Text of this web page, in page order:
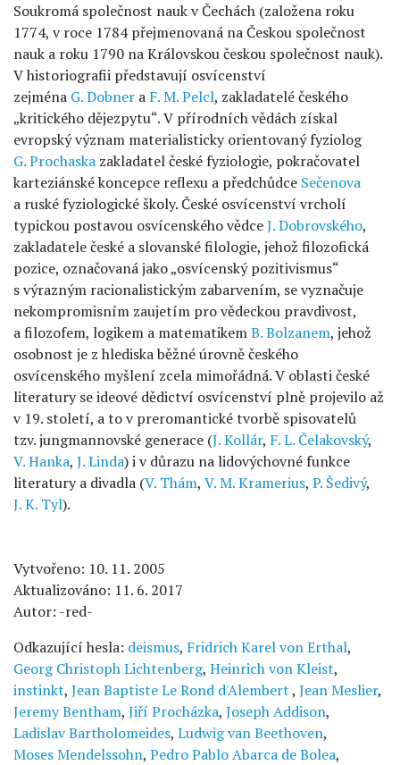
Soukromá společnost nauk v Čechách (založena roku
1774, v roce 1784 přejmenovaná na Českou společnost
nauk a roku 1790 na Královskou českou společnost nauk).
V historiografii představují osvícenství
zejména G. Dobner a F. M. Pelcl, zakladatelé českého
„kritického dějezpytu“. V přírodních vědách získal
evropský význam materialisticky orientovaný fyziolog
G. Prochaska zakladatel české fyziologie, pokračovatel
karteziánské koncepce reflexu a předchůdce Sečenova
a ruské fyziologické školy. České osvícenství vrcholí
typickou postavou osvícenského vědceJ. Dobrovského,
zakladatele české a slovanské filologie, jehož filozofická
pozice, označovaná jako „osvícenský pozitivismus“
s výrazným racionalistickým zabarvením, se vyznačuje
nekompromisním zaujetím pro vědeckou pravdivost,
a filozofem, logikem a matematikemB. Bolzanem, jehož
osobnost je z hlediska běžné úrovně českého
osvícenského myšlení zcela mimořádná. V oblasti české
literatury se ideové dědictví osvícenství plně projevilo až
v 19. století, a to v preromantické tvorbě spisovatelů
tzv. jungmannovské generace (J. Kollár, F. L. Čelakovský,
V. Hanka, J. Linda) i v důrazu na lidovýchovné funkce
literatury a divadla (V. Thám, V. M. Kramerius, P. Šedivý,
J. K. Tyl).
Vytvořeno: 10. 11. 2005
Aktualizováno: 11. 6. 2017
Autor: -red-
Odkazující hesla: deismus, Fridrich Karel von Erthal,
Georg Christoph Lichtenberg, Heinrich von Kleist,
instinkt, Jean Baptiste Le Rond d'Alembert, Jean Meslier,
Jeremy Bentham, Jiří Procházka, Joseph Addison,
Ladislav Bartholomeides, Ludwig van Beethoven,
Moses Mendelssohn, Pedro Pablo Abarca de Bolea,